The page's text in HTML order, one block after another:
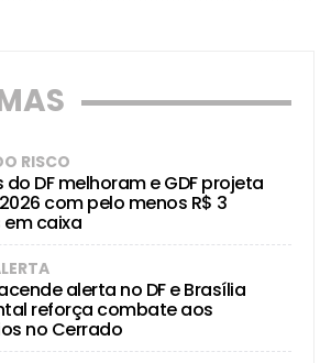
RISCO
DF melhoram e GDF projeta
com pelo menos R$ 3
em caixa
alerta no DF e Brasília
reforça combate aos
no Cerrado